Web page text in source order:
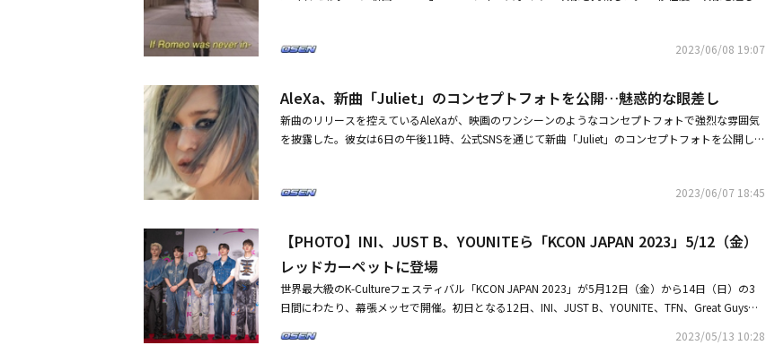
のスーパースターとグローバル市場で活躍中の人気歌手が大勢含まれたラインナップの発表で雰囲気
韓流の最前線にいるStray Kids、NCTのテヨン、Red Velvetのスルギ、STAYC、ATEEZ、THE BOYZ、
TREASURE、EPEX、ATBO、xikersと音源強者と言われる歌手ユンナの出場を発表し、グローバルフ
ァンの関心を集めた。授賞式の司会は、アナウンサー出身のタレントチョン・ヒョンム、お笑い芸人
いる。最近、BTS（防弾少年団）とMONSTA Xの現地マネジメントを担当したEshy Gazit代表が率い
にも参加し、自分の感性を表現した。彼女が制作全般に参加したのはデビュー後初めてだ。パフォー
ンストゥルメンタル（Instrumental）、スパニッシュ（Spanish）、レトロエレクトロリミックス（R
etro Electro Remix）、ディスコリミックス（Disco Remix）、シティポップリミックス（City Pop R
emix）、ドラムライントラップリミックス（Drumline Trap Remix）、スピードアップ（Speed u
スルーカーディガンを合わせた彼女の姿が収められている。強烈ながらも憂愁に包まれたAleXaの目
「メタバース（多元宇宙）の中のA.I.」というコンセプトと素晴らしい実力で注目された。その後、
「VILLAIN」「XTRA」「TATTO」「Back in Vogue」などをリリースし、独自の世界観を確立してい
き、AleXaならではのカリスマ性と爆発的なエネルギーを放った。彼女は昨年、米NBCの大規模オー
ディション番組「American Song Contest」で優勝して以来、海外にまで活動の領域を広げている。
レーベルIntertwine Musicとの米国マネジメント契約を締結した。AleXaは本日（9日）の昼12時、各
新曲「Juliet」を歌うAleXaの姿が盛り込まれた。特別な編集なしにじっと立って歌っている彼女の顔
を高めた。ショートヘアを銀色に染めたAleXaは、レースのついたきれいで白いショートスカートに
華やかなパターンのトップスを合わせ、真珠のネックレスを独特な形で首と肩に巻いてアクセントを
与えた。感覚的で洗練されたビジュアルだが、目と表情は切なく何かを求めるような雰囲気を与え
る。「Maybe we weren't meant to be（もしかしたら私たちは運命ではなかったかも）」「We were
える。2019年10月にシングル「Bomb」でデビューしたAleXaは、K-POPアーティストとしては初め
「VILLAIN」「XTRA」「TATTO」「Back in Vogue」などを発売し、その世界観を確立していき、AleX
aならではのカリスマ性と爆発的なエネルギーを放った。AleXaは昨年、米国NBCの大規模オーディ
ション番組「American Song Contest」で優勝して以来、海外にまで活動の領域を広げている。最
近、BTS（防弾少年団）とMONSTA Xの現地マネジメントを担当したEshy Gazit代表が率いる音楽レ
ーベルIntertwine Musicとの米国マネジメント契約を締結した。AleXaは9日正午、ニューデジタルシ
ングル「Juliet」を全世界同時リリースする。音楽番組には出演しない計画だ。
2023/06/08 19:07
AleXa、新曲「Juliet」のコンセプトフォトを公開…魅惑的な眼差し
新曲のリリースを控えているAleXaが、映画のワンシーンのようなコンセプトフォトで強烈な雰囲気
を披露した。彼女は6日の午後11時、公式SNSを通じて新曲「Juliet」のコンセプトフォトを公開し
だ。先立って公開された感性的な雰囲気のコンセプトフォト第1弾とビンテージながらラフな質感に
第2弾まで公開され、新曲「Juliet」に対する関心も高まっている。彼女が「Juliet」でどのようなス
トーリーと感性を伝えるのか、注目が集まる。2019年10月にシングル「Bomb」でデビューしたAle
Xaは、K-POPアーティストとしては初めて「メタバース（多元宇宙）の中のA.I.」というコンセプト
と卓越した実力で注目された。その後、「VILLAIN」「XTRA」「TATTO」「Back in Vogue」などを
発売し、その世界観を確立していき、AleXaならではのカリスマ性と爆発的なエネルギーを放った。A
外にまで活動の領域を広げている。最近、BTS（防弾少年団）とMONSTA Xの現地マネジメントを担
2023/06/07 18:45
【PHOTO】INI、JUST B、YOUNITEら「KCON JAPAN 2023」5/12（金）
レッドカーペットに登場
世界最大級のK-Cultureフェスティバル「KCON JAPAN 2023」が5月12日（金）から14日（日）の3
日間にわたり、幕張メッセで開催。初日となる12日、INI、JUST B、YOUNITE、TFN、Great Guys、A
に先立ってレッドカーペットイベントに登場した。「KCON JAPAN 2023」は、KCONだけでしか見
2023/05/13 10:28